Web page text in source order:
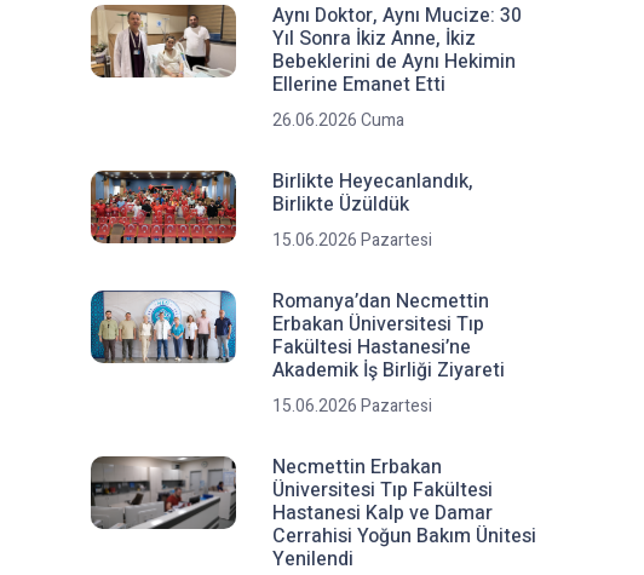
Aynı Doktor, Aynı Mucize: 30
Yıl Sonra İkiz Anne, İkiz
Bebeklerini de Aynı Hekimin
Ellerine Emanet Etti
26.06.2026 Cuma
Birlikte Heyecanlandık,
Birlikte Üzüldük
15.06.2026 Pazartesi
Romanya’dan Necmettin
Erbakan Üniversitesi Tıp
Fakültesi Hastanesi’ne
Akademik İş Birliği Ziyareti
15.06.2026 Pazartesi
Necmettin Erbakan
Üniversitesi Tıp Fakültesi
Hastanesi Kalp ve Damar
Cerrahisi Yoğun Bakım Ünitesi
Yenilendi